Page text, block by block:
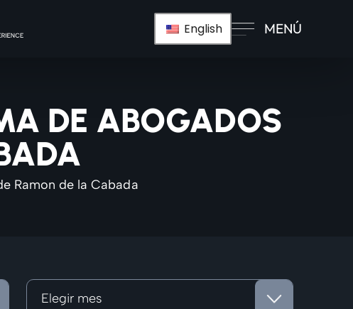
English MENÚ
DE ABOGADOS
Ramon de la Cabada
Archivos